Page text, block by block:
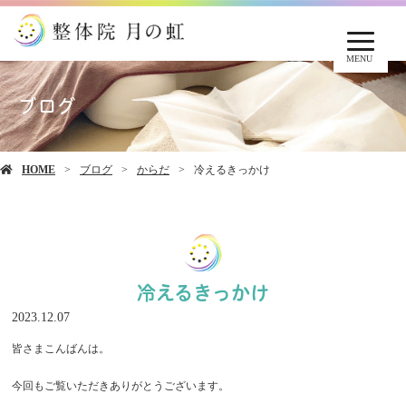
MENU
ブログ
HOME ブログ からだ 冷えるきっかけ
冷えるきっかけ
2023.12.07
皆さまこんばんは。
今回もご覧いただきありがとうございます。